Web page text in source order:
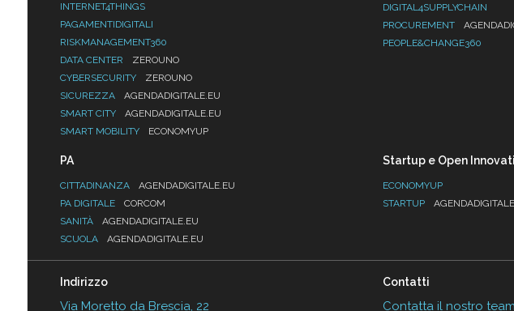
INTERNET4THINGS
PAGAMENTIDIGITALI
RISKMANAGEMENT360
DATA CENTER
ZEROUNO
CYBERSECURITY
ZEROUNO
SICUREZZA
AGENDADIGITALE.EU
SMART CITY
AGENDADIGITALE.EU
SMART MOBILITY
ECONOMYUP
DIGITAL4SUPPLYCHAIN
PROCUREMENT
PEOPLE&CHANGE360
PA
CITTADINANZA
AGENDADIGITALE.EU
PA DIGITALE
CORCOM
SANITÀ
AGENDADIGITALE.EU
SCUOLA
AGENDADIGITALE.EU
Startup e Open
ECONOMYUP
STARTUP
Indirizzo
Via Moretto da Brescia, 22
Contatti
Contatta il nostro